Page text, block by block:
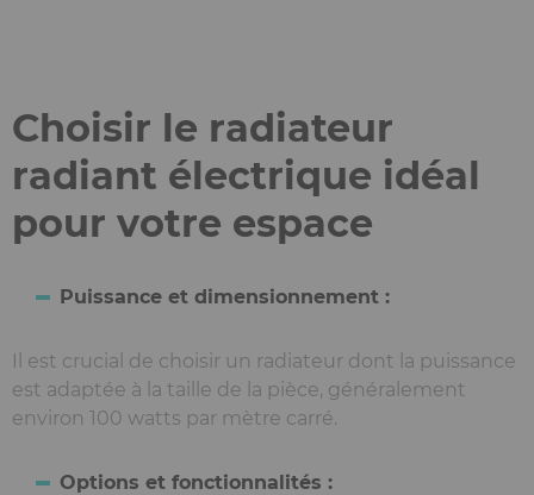
Choisir le radiateur
radiant électrique idéal
pour votre espace
Puissance et dimensionnement :
Il est crucial de choisir un radiateur dont la puissance
est adaptée à la taille de la pièce, généralement
environ 100 watts par mètre carré.
Options et fonctionnalités :